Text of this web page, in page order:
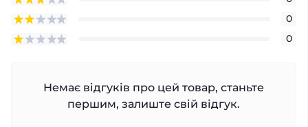
0
0
Немає відгуків про цей товар, станьте
першим, залиште свій відгук.